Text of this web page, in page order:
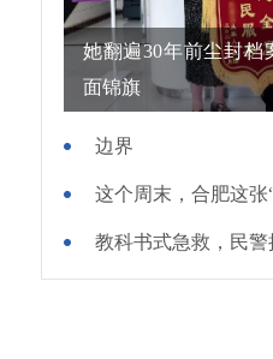
她翻遍30年前尘封档
面锦旗
边界
这个周末，合肥这张
教科书式急救，民